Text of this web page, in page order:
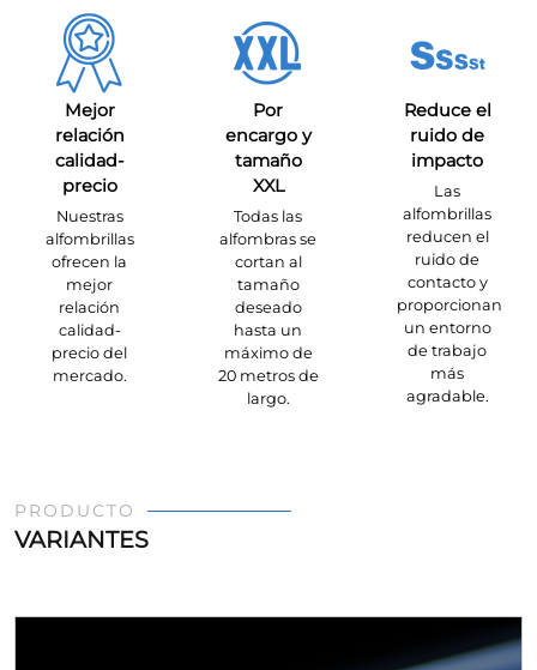
Mejor
relación
calidad-
precio
Nuestras
alfombrillas
ofrecen la
mejor
relación
calidad-
precio del
mercado.
Por
encargo y
tamaño
XXL
Todas las
alfombras se
cortan al
tamaño
deseado
hasta un
máximo de
20 metros de
largo.
Reduce el
ruido de
impacto
Las
alfombrillas
reducen el
ruido de
contacto y
proporcionan
un entorno
de trabajo
más
agradable.
PRODUCTO
VARIANTES